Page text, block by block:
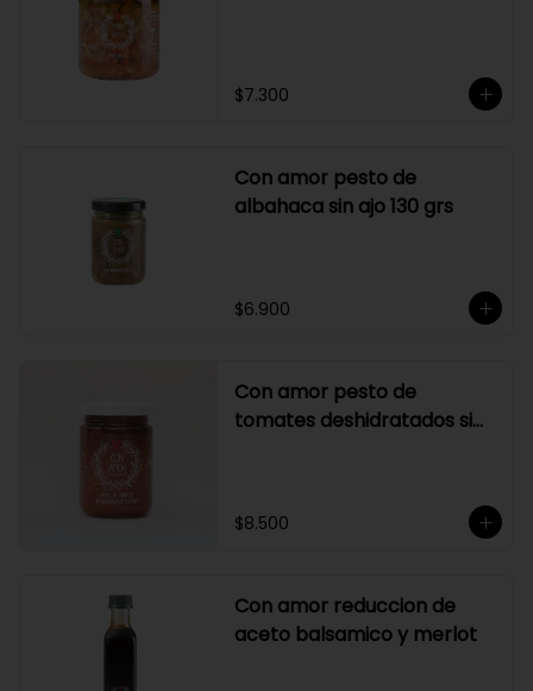
$7.300
Con amor pesto de
albahaca sin ajo 130 grs
$6.900
Con amor pesto de
tomates deshidratados sin
$8.500
Con amor reduccion de
aceto balsamico y merlot